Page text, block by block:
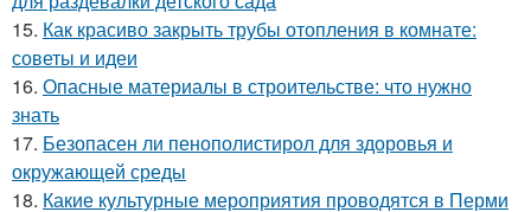
15. Как красиво закрыть трубы отопления в комнате:
советы и идеи
16. Опасные материалы в строительстве: что нужно
знать
17. Безопасен ли пенополистирол для здоровья и
окружающей среды
18. Какие культурные мероприятия проводятся в Перми